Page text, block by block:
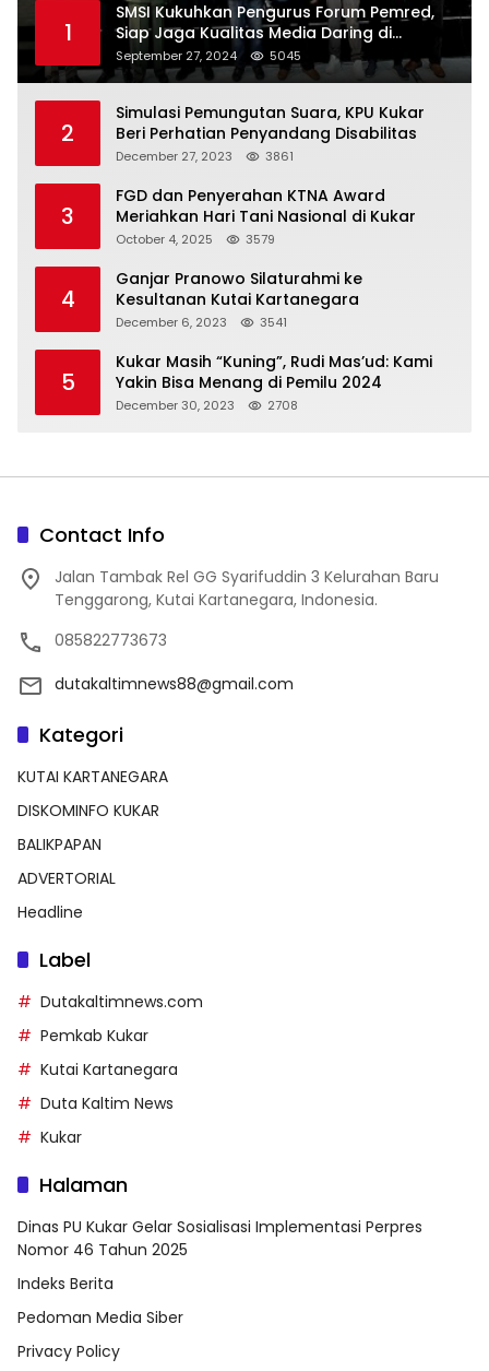
1
SMSI Kukuhkan Pengurus Forum Pemred,
Siap Jaga Kualitas Media Daring di
Indonesia
September 27, 2024 5045
2
Simulasi Pemungutan Suara, KPU Kukar
Beri Perhatian Penyandang Disabilitas
December 27, 2023 3861
3
FGD dan Penyerahan KTNA Award
Meriahkan Hari Tani Nasional di Kukar
October 4, 2025 3579
4
Ganjar Pranowo Silaturahmi ke
Kesultanan Kutai Kartanegara
December 6, 2023 3541
5
Kukar Masih “Kuning”, Rudi Mas’ud: Kami
Yakin Bisa Menang di Pemilu 2024
December 30, 2023 2708
Contact Info
Jalan Tambak Rel GG Syarifuddin 3 Kelurahan Baru
Tenggarong, Kutai Kartanegara, Indonesia.
085822773673
dutakaltimnews88@gmail.com
Kategori
KUTAI KARTANEGARA
DISKOMINFO KUKAR
BALIKPAPAN
ADVERTORIAL
Headline
Label
Dutakaltimnews.com
Pemkab Kukar
Kutai Kartanegara
Duta Kaltim News
Kukar
Halaman
Dinas PU Kukar Gelar Sosialisasi Implementasi Perpres
Nomor 46 Tahun 2025
Indeks Berita
Pedoman Media Siber
Privacy Policy